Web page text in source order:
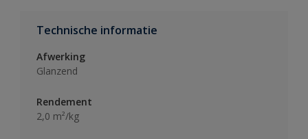
Technische informatie
Afwerking
Glanzend
Rendement
2,0 m²/kg